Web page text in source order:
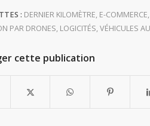
: DERNIER KILOMÈTRE, E-COMMERCE,
PAR DRONES, LOGICITÉS, VÉHICULES
cette publication